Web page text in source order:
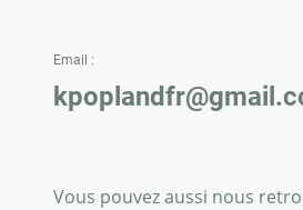
Email :
Vous pouvez aussi nous